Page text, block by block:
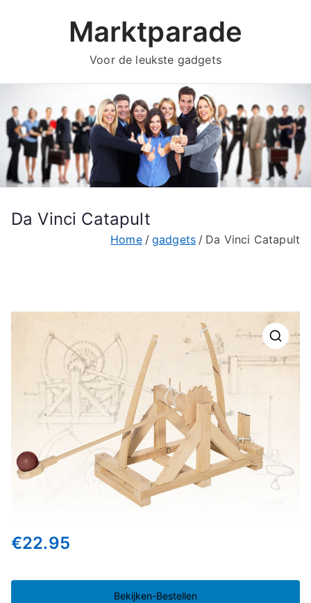
Marktparade
Voor de leukste gadgets
Da Vinci Catapult
Home gadgets Da Vinci Catapult
🔍
€22.95
Bekijken-Bestellen